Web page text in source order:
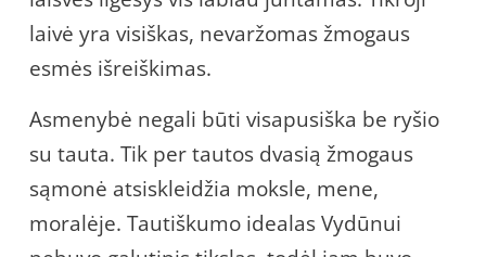
laivė yra visiškas, nevaržomas žmogaus
esmės išreiškimas.
Asmenybė negali būti visapusiška be ryšio
su tauta. Tik per tautos dvasią žmogaus
sąmonė atsiskleidžia moksle, mene,
moralėje. Tautiškumo idealas Vydūnui